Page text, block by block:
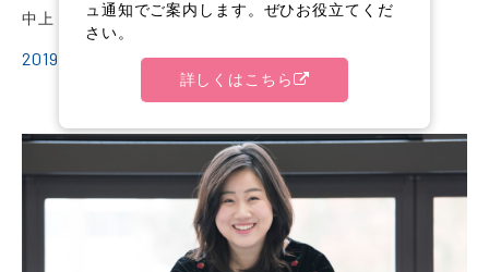
中上 亜樹 准教授、日本語日本文学科2年
2019.04.01
ュ通知でご案内します。ぜひお役立てくだ
さい。
詳しくはこちら